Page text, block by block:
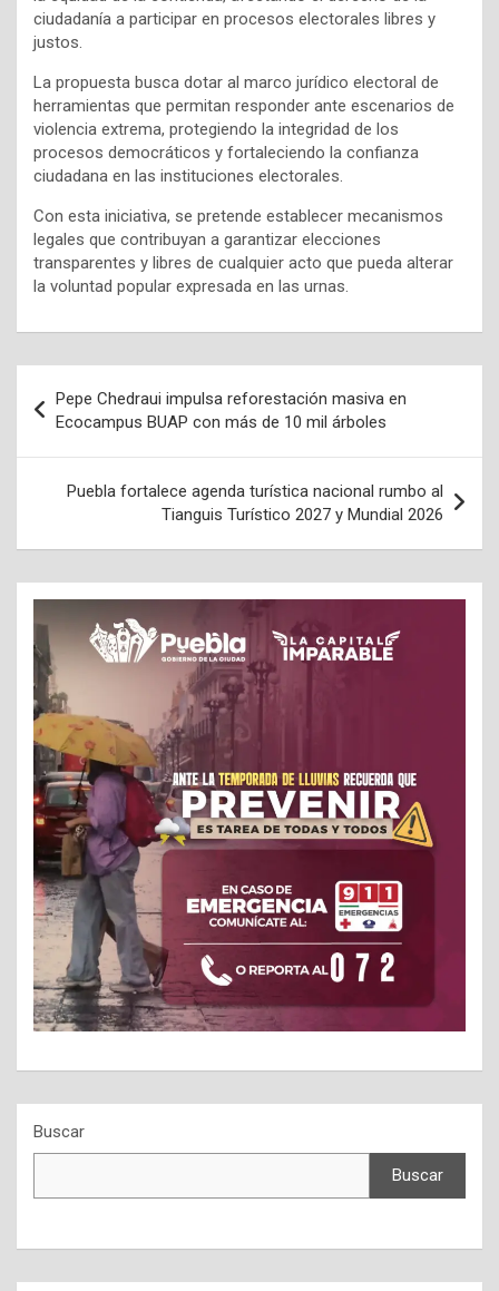
ciudadanía a participar en procesos electorales libres y
justos.
La propuesta busca dotar al marco jurídico electoral de
herramientas que permitan responder ante escenarios de
violencia extrema, protegiendo la integridad de los
procesos democráticos y fortaleciendo la confianza
ciudadana en las instituciones electorales.
Con esta iniciativa, se pretende establecer mecanismos
legales que contribuyan a garantizar elecciones
transparentes y libres de cualquier acto que pueda alterar
la voluntad popular expresada en las urnas.
de
entradas
Pepe Chedraui impulsa reforestación masiva en
Ecocampus BUAP con más de 10 mil árboles
Puebla fortalece agenda turística nacional rumbo al
Tianguis Turístico 2027 y Mundial 2026
Buscar
Buscar